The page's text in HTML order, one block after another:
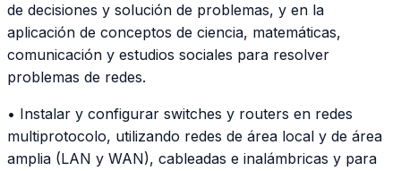
de decisiones y solución de problemas, y en la
aplicación de conceptos de ciencia, matemáticas,
comunicación y estudios sociales para resolver
problemas de redes.
• Instalar y configurar switches y routers en redes
multiprotocolo, utilizando redes de área local y de área
amplia (LAN y WAN), cableadas e inalámbricas y para